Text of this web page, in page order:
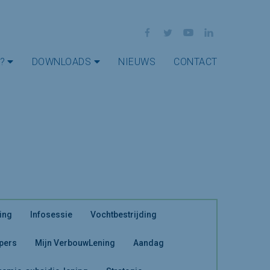
Facebook
Twitter YouTube
DOWNLOADS NIEUWS CONTACT
Infosessie Vochtbestrijding
Mijn VerbouwLening Aandag